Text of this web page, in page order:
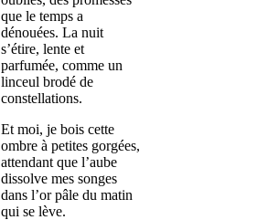
que le temps a
dénouées. La nuit
s’étire, lente et
parfumée, comme un
linceul brodé de
constellations.
Et moi, je bois cette
ombre à petites gorgées,
attendant que l’aube
dissolve mes songes
dans l’or pâle du matin
qui se lève.